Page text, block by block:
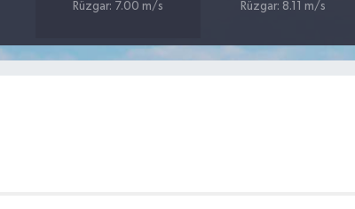
Rüzgar: 7.00 m/s
Rüzgar: 8.11 m/s